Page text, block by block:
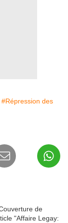
#Répression des